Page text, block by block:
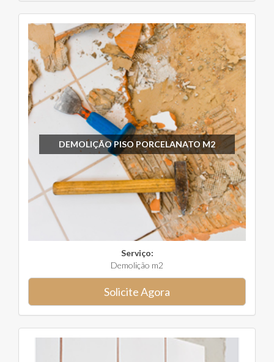
DEMOLIÇÃO PISO PORCELANATO M2
Serviço:
Demolição m2
Solicite Agora